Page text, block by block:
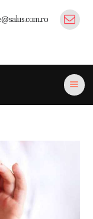
pe piata medicala,